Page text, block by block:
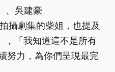
、吳建豪
攝劇集的柴姐，也提及
，「我知道這不是所有
努力，為你們呈現最完